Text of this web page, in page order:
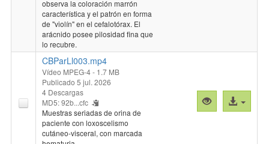
observa la coloración marrón
característica y el patrón en forma
de "violín" en el cefalotórax. El
arácnido posee pilosidad fina que
lo recubre.
CBParLl003.mp4
Vídeo MPEG-4 - 1.7 MB
Publicado 5 jul. 2026
4 Descargas
MD5: 92b...cfc
Muestras seriadas de orina de
paciente con loxoscelismo
cutáneo-visceral, con marcada
Vista
previa
Acceso
al